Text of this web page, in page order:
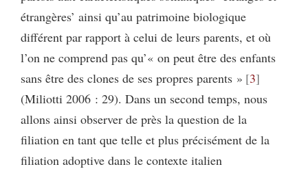
étrangères’ ainsi qu’au patrimoine biologique
différent par rapport à celui de leurs parents, et où
l’on ne comprend pas qu’« on peut être des enfants
sans être des clones de ses propres parents » 3
(Miliotti 2006 : 29). Dans un second temps, nous
allons ainsi observer de près la question de la
filiation en tant que telle et plus précisément de la
filiation adoptive dans le contexte italien